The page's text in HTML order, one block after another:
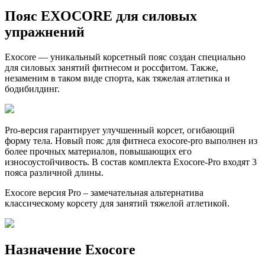
Пояс EXOCORE для силовых
упражнений
Exocore — уникальный корсетный пояс создан специально
для силовых занятий фитнесом и россфитом. Также,
незаменим в таком виде спорта, как тяжелая атлетика и
бодибилдинг.
Pro-версия гарантирует улучшенный корсет, огибающий
форму тела. Новый пояс для фитнеса exocore-pro выполнен из
более прочных материалов, повышающих его
износоустойчивость. В состав комплекта Exocore-Pro входят 3
пояса различной длины.
Exocore версия Pro – замечательная альтернатива
классическому корсету для занятий тяжелой атлетикой.
Назначение Exocore